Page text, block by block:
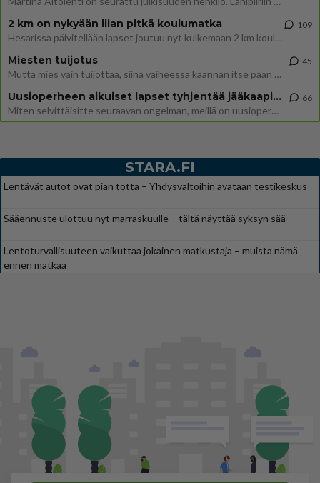
2 km on nykyään liian pitkä koulumatka
Hesarissa päivitellään lapset joutuu nyt kulkemaan 2 km kouluun jösses. Ruostefillarilla tuo matka menee vaikka miten äk
109
Miesten tuijotus
Mutta mies vain tuijottaa, siinä vaiheessa käännän itse pään pois. Mikä juttu? Yleensä jos joku tuijottaa tai katsoo, hä
45
Uusioperheen aikuiset lapset tyhjentää jääkaapin käydessään
Miten selvittäisitte seuraavan ongelman, meillä on uusioperhe, minulla teini-ikäiset lapset ja puolisolla aikuiset, jotk
66
STARA.FI
Lentävät autot ovat pian totta – Yhdysvaltoihin avataan testikeskus
Sääennuste ulottuu nyt marraskuulle – tältä näyttää syksyn sää
Lentoturvallisuuteen vaikuttaa jokainen matkustaja – muista nämä
ennen matkaa